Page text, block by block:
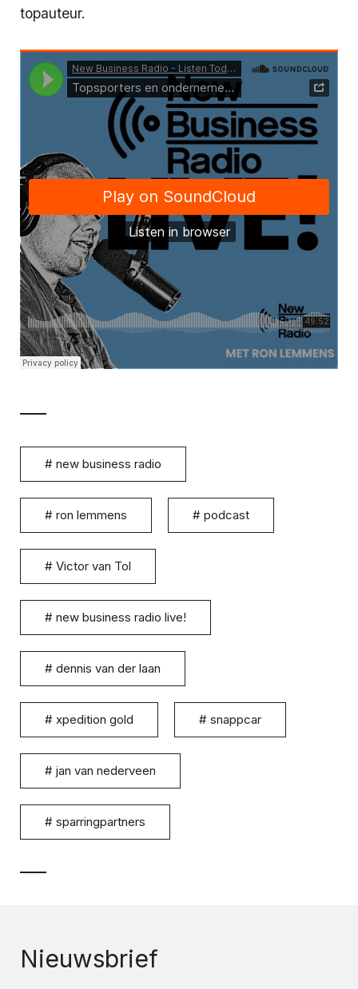
topauteur.
# new business radio
# ron lemmens # podcast
# Victor van Tol
# new business radio live!
# dennis van der laan
# xpedition gold # snappcar
# jan van nederveen
# sparringpartners
Nieuwsbrief